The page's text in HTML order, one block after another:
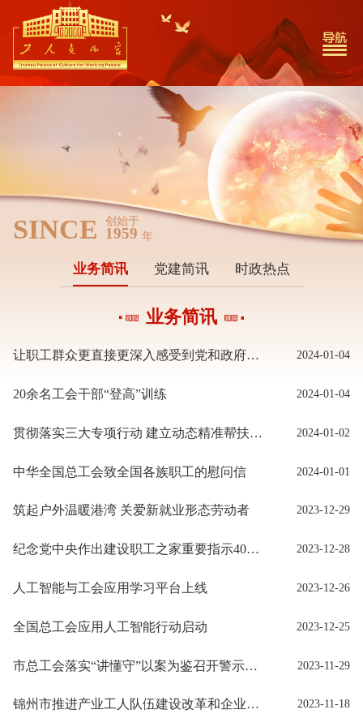
SINCE 创始于
1959 年
业务简讯 党建简讯 时政热点
业务简讯
让职工群众更直接更深入感受到党和政府的关怀及工会组织的温暖 2024-01-04
20余名工会干部“登高”训练 2024-01-04
贯彻落实三大专项行动 建立动态精准帮扶体系 帮扶困难职工全过程不断线 2024-01-02
中华全国总工会致全国各族职工的慰问信 2024-01-01
筑起户外温暖港湾 关爱新就业形态劳动者 2023-12-29
纪念党中央作出建设职工之家重要指示40周年暨推进建设新时代职工之家座谈会召开 2023-12-28
人工智能与工会应用学习平台上线 2023-12-26
全国总工会应用人工智能行动启动 2023-12-25
市总工会落实“讲懂守”以案为鉴召开警示教育大会 2023-11-29
锦州市推进产业工人队伍建设改革和企业民主管理工作会议召开 2023-11-18